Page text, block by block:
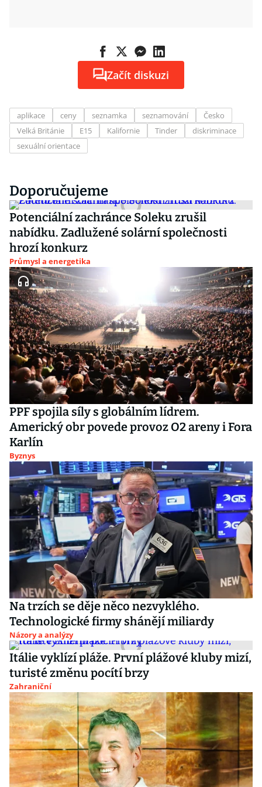
Začít diskuzi
aplikace ceny seznamka seznamování
Česko
Velká Británie
E15 Kalifornie Tinder
diskriminace
sexuální orientace
Doporučujeme
Potenciální zachránce Soleku zrušil
nabídku. Zadlužené solární společnosti
hrozí konkurz
Průmysl a energetika
PPF spojila síly s globálním lídrem.
Americký obr povede provoz O2 areny i Fora
Karlín
Byznys
Na trzích se děje něco nezvyklého.
Technologické firmy shánějí miliardy
Názory a analýzy
Itálie vyklízí pláže. První plážové kluby mizí,
turisté změnu pocítí brzy
Zahraniční